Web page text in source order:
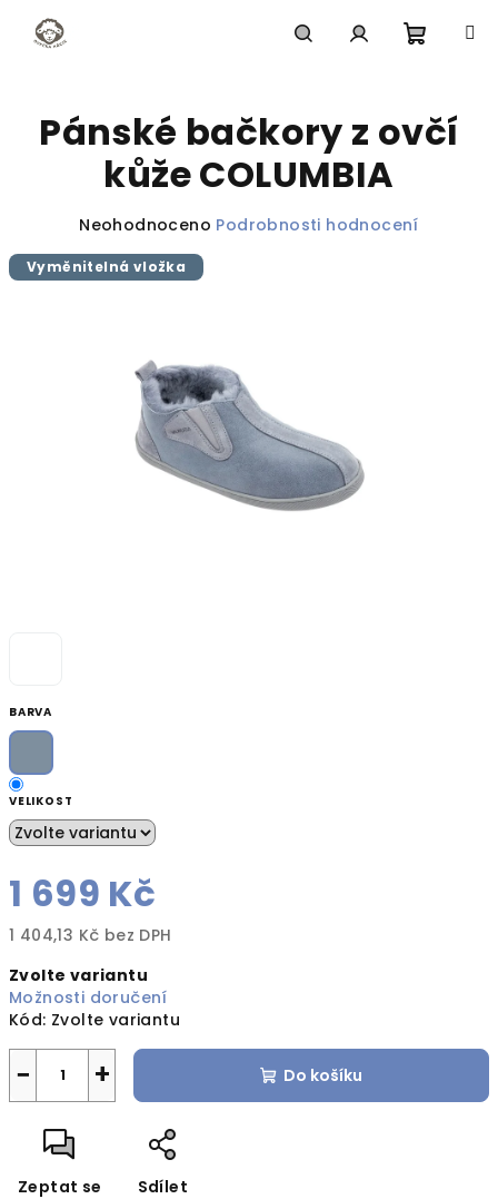
obsah
košík
BARVA
VELIKOST
1 699 Kč
1 404,13 Kč bez DPH
cena:
Zvolte variantu
Možnosti doručení
Kód: Zvolte variantu
+
− Do košíku
Zeptat se Sdílet
Pánské bačkory z ovčí
kůže COLUMBIA
Průměrné
produktu
hvězdiček.
Neohodnoceno Podrobnosti hodnocení
Vyměnitelná vložka